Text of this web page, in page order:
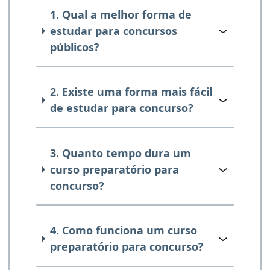
1. Qual a melhor forma de
estudar para concursos
públicos?
2. Existe uma forma mais fácil
de estudar para concurso?
3. Quanto tempo dura um
curso preparatório para
concurso?
4. Como funciona um curso
preparatório para concurso?